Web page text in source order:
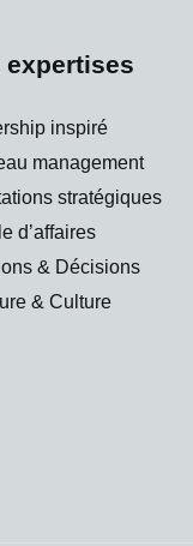
expertises
inspiré
management
stratégiques
d’affaires
& Décisions
& Culture